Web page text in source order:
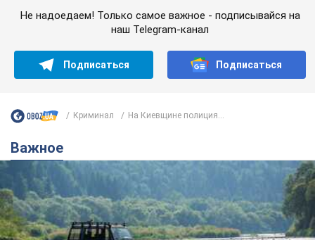
Не надоедаем! Только самое важное - подписывайся на
наш Telegram-канал
Подписаться Подписаться
Криминал На Киевщине полиция...
Важное